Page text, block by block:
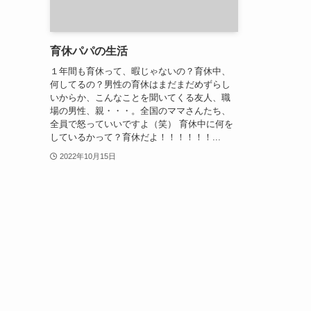
育休パパの生活
１年間も育休って、暇じゃないの？育休中、
何してるの？男性の育休はまだまだめずらし
いからか、こんなことを聞いてくる友人、職
場の男性、親・・・。全国のママさんたち、
全員で怒っていいですよ（笑） 育休中に何を
しているかって？育休だよ！！！！！！...
2022年10月15日